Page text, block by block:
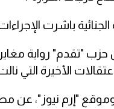
باشرت
"تقدم" رواية
الأخيرة
وسائل إعلام، بينها شبكة